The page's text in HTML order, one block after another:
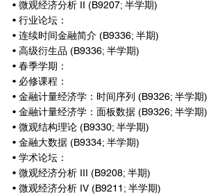
• 微观经济分析 II (B9207; 半学期)
• 行业论坛：
• 连续时间金融简介 (B9336; 半期)
• 高级衍生品 (B9336; 半学期)
• 春季学期：
• 必修课程：
• 金融计量经济学：时间序列 (B9326; 半学期)
• 金融计量经济学：面板数据 (B9326; 半学期)
• 微观结构理论 (B9330; 半学期)
• 金融大数据 (B9334; 半学期)
• 学术论坛：
• 微观经济分析 III (B9208; 半期)
• 微观经济分析 IV (B9211; 半学期)